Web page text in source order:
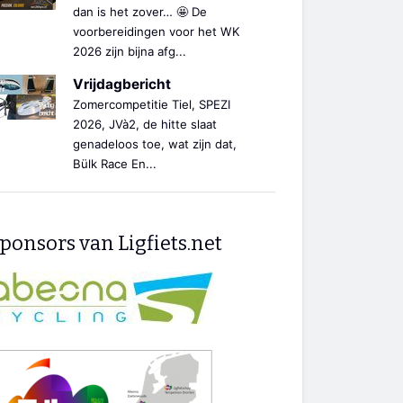
dan is het zover… 🤩 De
voorbereidingen voor het WK
2026 zijn bijna afg...
Vrijdagbericht
Zomercompetitie Tiel, SPEZI
2026, JVà2, de hitte slaat
genadeloos toe, wat zijn dat,
Bülk Race En...
van Ligfiets.net